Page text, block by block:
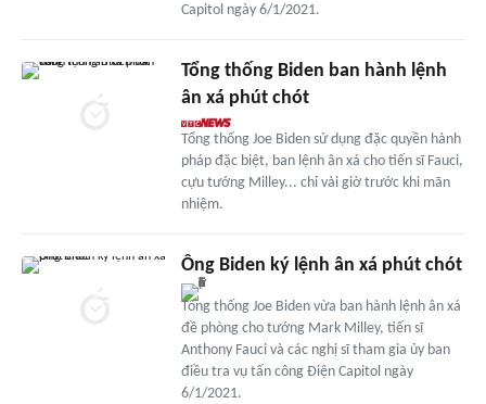
Capitol ngày 6/1/2021.
Tổng thống Biden ban hành lệnh
ân xá phút chót
Tổng thống Joe Biden sử dụng đặc quyền hành
pháp đặc biệt, ban lệnh ân xá cho tiến sĩ Fauci,
cựu tướng Milley... chỉ vài giờ trước khi mãn
nhiệm.
Ông Biden ký lệnh ân xá phút chót
Tổng thống Joe Biden vừa ban hành lệnh ân xá
đề phòng cho tướng Mark Milley, tiến sĩ
Anthony Fauci và các nghị sĩ tham gia ủy ban
điều tra vụ tấn công Điện Capitol ngày
6/1/2021.